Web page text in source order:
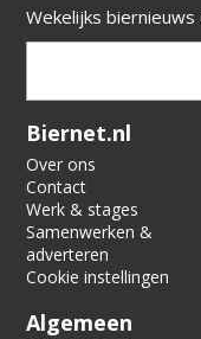
Wekelijks biernieuws
Verification code:
Biernet.nl
Over ons
Contact
Werk & stages
Samenwerken &
adverteren
Cookie instellingen
Algemeen